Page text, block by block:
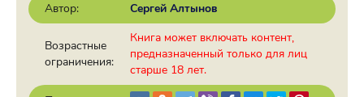
Автор:
Сергей Алтынов
Возрастные
ограничения:
Книга может включать контент,
предназначенный только для лиц
старше 18 лет.